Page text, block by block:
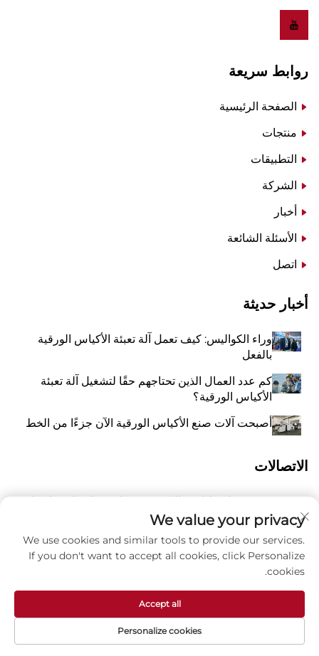
روابط سريعة
الصفحة الرئيسية
منتجات
التطبيقات
الشركة
أخبار
الأسئلة الشائعة
اتصل
أخبار حديثة
وراء الكواليس: كيف تعمل آلة تعبئة الأكياس الورقية
بالفعل
كم عدد العمال الذين تحتاجهم حقًا لتشغيل آلة تعبئة
الأكياس الورقية؟
أصبحت آلات صنع الأكياس الورقية الآن جزءًا من الخط
الاتصالات
بينغيانغ، مدينة ونتشو، مقاطعة تشيجيانغ، الصين 325409
P
8615988795434
حقوق الطبع والنشر © شركة تشجيانغ زهوكسين للماكينات
We value your privacy
We use cookies and similar tools to provide our services.
If you don't want to accept all cookies, click Personalize
cookies.
Personalize cookies
Accept all